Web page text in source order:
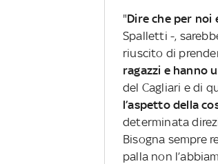
"Dire che per
Spalletti -,
riuscito di
ragazzi e hanno
del Cagliari e di
l’aspetto della
determinata
Bisogna sempre
palla non